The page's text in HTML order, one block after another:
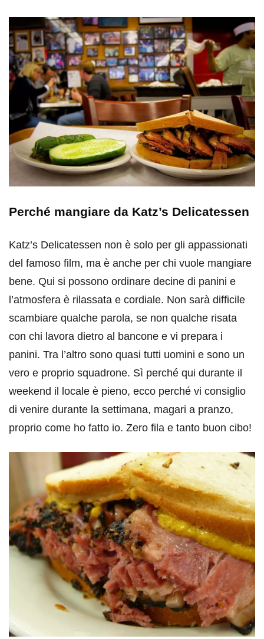
Perché mangiare da Katz’s Delicatessen
Katz’s Delicatessen non è solo per gli appassionati
del famoso film, ma è anche per chi vuole mangiare
bene. Qui si possono ordinare decine di panini e
l’atmosfera è rilassata e cordiale. Non sarà difficile
scambiare qualche parola, se non qualche risata
con chi lavora dietro al bancone e vi prepara i
panini. Tra l’altro sono quasi tutti uomini e sono un
vero e proprio squadrone. Sì perché qui durante il
weekend il locale è pieno, ecco perché vi consiglio
di venire durante la settimana, magari a pranzo,
proprio come ho fatto io. Zero fila e tanto buon cibo!